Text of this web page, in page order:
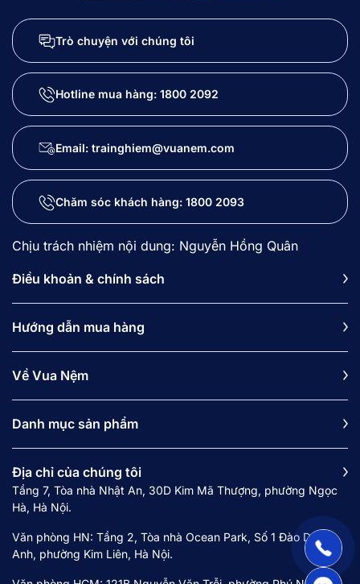
Trò chuyện với chúng tôi
Hotline mua hàng: 1800 2092
Email: trainghiem@vuanem.com
Chăm sóc khách hàng: 1800 2093
Chịu trách nhiệm nội dung: Nguyễn Hồng Quân
Điều khoản & chính sách
Hướng dẫn mua hàng
Về Vua Nệm
Danh mục sản phẩm
Địa chỉ của chúng tôi
Tầng 7, Tòa nhà Nhật An, 30D Kim Mã Thượng, phường Ngọc
Hà, Hà Nội.
Văn phòng HN: Tầng 2, Tòa nhà Ocean Park, Số 1 Đào Duy
Anh, phường Kim Liên, Hà Nội.